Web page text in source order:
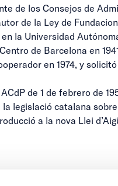
de los Consejos de
de la Ley de
la Universidad
de Barcelona en
en 1974, y
de 1 de febrero de
legislació catalana
a la nova Llei